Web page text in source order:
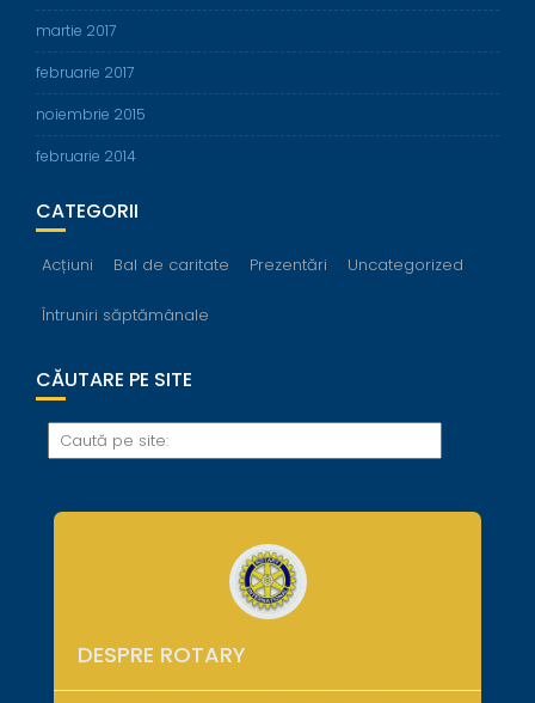
martie 2017
februarie 2017
noiembrie 2015
februarie 2014
CATEGORII
Acțiuni Bal de caritate Prezentări Uncategorized
Întruniri săptămânale
CĂUTARE PE SITE
DESPRE ROTARY